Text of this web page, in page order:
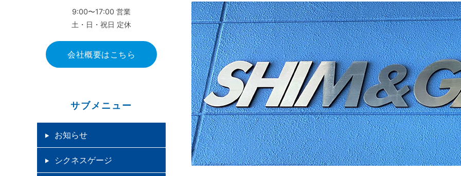
9:00〜17:00 営業
土・日・祝日 定休
会社概要はこちら
サブメニュー
お知らせ
シクネスゲージ